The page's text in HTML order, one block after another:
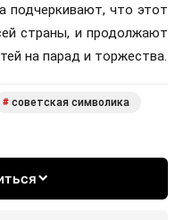
подчеркивают, что этот
страны, и продолжают
на парад и торжества.
# советская символика